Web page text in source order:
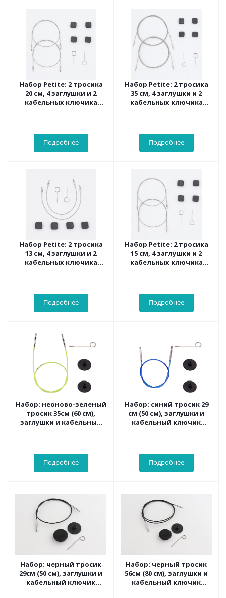
Набор Petite: 2 тросика
20 см, 4 заглушки и 2
кабельных ключика
Подробнее
Набор Petite: 2 тросика
35 см, 4 заглушки и 2
кабельных ключика
Подробнее
Набор Petite: 2 тросика
13 см, 4 заглушки и 2
кабельных ключика
Подробнее
Набор Petite: 2 тросика
15 см, 4 заглушки и 2
кабельных ключика
Подробнее
Набор: неоново-зеленый
тросик 35см (60 см),
заглушки и кабельный
Подробнее
Набор: синий тросик 29
см (50 см), заглушки и
кабельный ключик
Подробнее
Набор: черный тросик
29см (50 см), заглушки и
кабельный ключик
Набор: черный тросик
56см (80 см), заглушки и
кабельный ключик